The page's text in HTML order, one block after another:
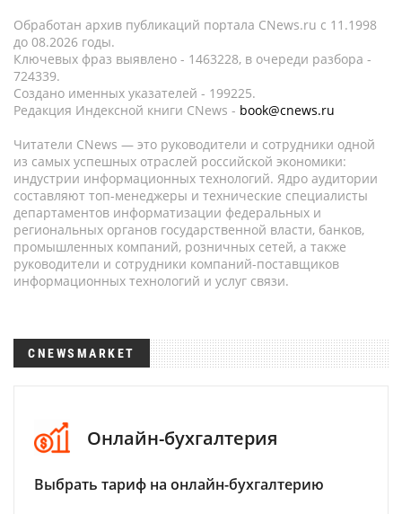
Обработан архив публикаций портала CNews.ru c 11.1998
до 08.2026 годы.
Ключевых фраз выявлено - 1463228, в очереди разбора -
724339.
Создано именных указателей - 199225.
Редакция Индексной книги CNews - book@cnews.ru
Читатели CNews — это руководители и сотрудники одной
из самых успешных отраслей российской экономики:
индустрии информационных технологий. Ядро аудитории
составляют топ-менеджеры и технические специалисты
департаментов информатизации федеральных и
региональных органов государственной власти, банков,
промышленных компаний, розничных сетей, а также
руководители и сотрудники компаний-поставщиков
информационных технологий и услуг связи.
CNEWSMARKET
Онлайн-бухгалтерия
Выбрать тариф на онлайн-бухгалтерию